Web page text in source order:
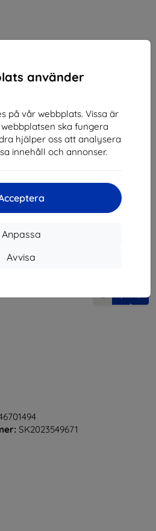
använder
på vår webbplats. Vissa är
ska fungera
hjälper oss att analysera
innehåll och annonser.
Anpassa
Avvisa
« 1 »
SK2023549671